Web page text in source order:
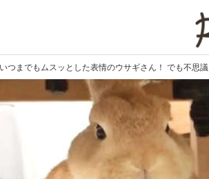
つまでもムスッとした表情のウサギさん！ でも不思